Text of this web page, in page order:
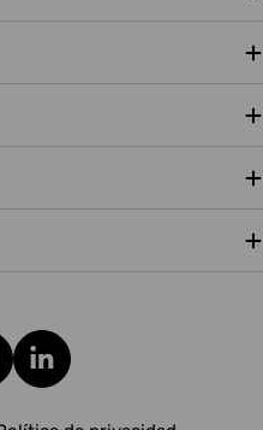
Translation missing: